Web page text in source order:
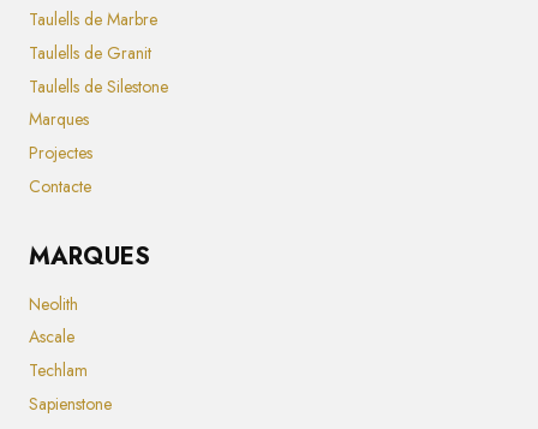
Taulells de Marbre
Taulells de Granit
Taulells de Silestone
Marques
Projectes
Contacte
MARQUES
Neolith
Ascale
Techlam
Sapienstone